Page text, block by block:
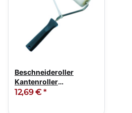
Beschneideroller
Kantenroller
Farbtrennroller 10 cm
12,69 €*